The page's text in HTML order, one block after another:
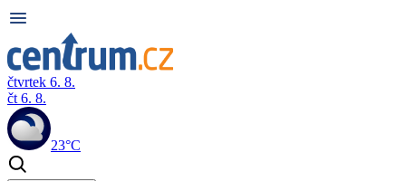
čtvrtek 6. 8.
čt 6. 8.
23°C